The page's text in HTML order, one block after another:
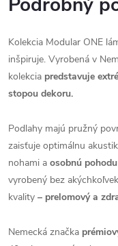
Kolekcia Modular ONE
inšpiruje. Vyrobená v
kolekcia predstavuje
stopou dekoru.
Podlahy majú pružný
zaisťuje optimálnu
nohami a osobnú
vyrobený bez
kvality – prelomový a
Nemecká značka